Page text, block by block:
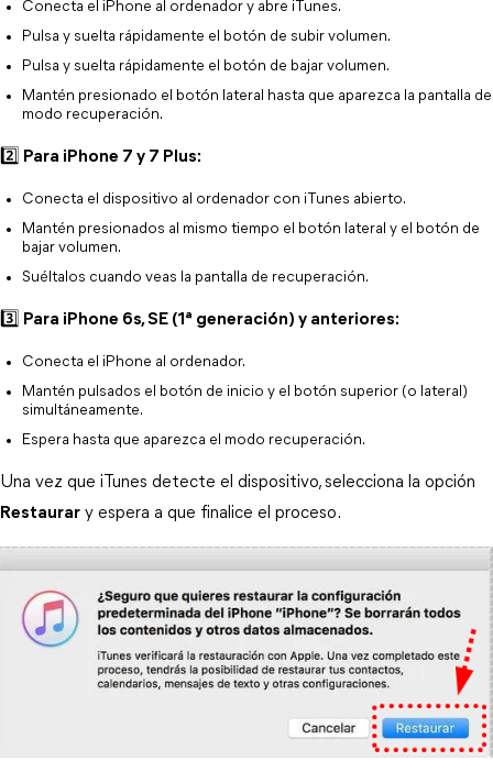
Conecta el iPhone al ordenador y abre iTunes.
Pulsa y suelta rápidamente el botón de subir volumen.
Pulsa y suelta rápidamente el botón de bajar volumen.
Mantén presionado el botón lateral hasta que aparezca la pantalla de
modo recuperación.
2️⃣ Para iPhone 7 y 7 Plus:
Conecta el dispositivo al ordenador con iTunes abierto.
Mantén presionados al mismo tiempo el botón lateral y el botón de
bajar volumen.
Suéltalos cuando veas la pantalla de recuperación.
3️⃣ Para iPhone 6s, SE (1ª generación) y anteriores:
Conecta el iPhone al ordenador.
Mantén pulsados el botón de inicio y el botón superior (o lateral)
simultáneamente.
Espera hasta que aparezca el modo recuperación.
Restaurar y espera a que finalice el proceso.